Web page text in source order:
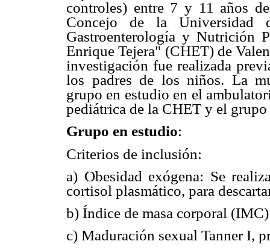
controles) entre 7 y 11 años
Concejo de la
Gastroenterología y Nutrición
Enrique Tejera" (CHET) de
investigación fue realizada
los padres de los niños. La
grupo en estudio en el
pediátrica de la CHET y el
Grupo en estudio:
Criterios de inclusión:
a) Obesidad exógena: Se
cortisol plasmático, para
b) Índice de masa corporal
c) Maduración sexual Tanner I,